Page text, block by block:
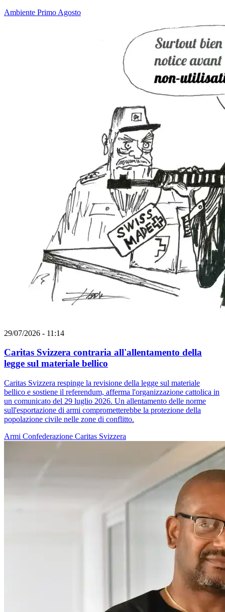
Ambiente Primo Agosto
29/07/2026 - 11:14
Caritas Svizzera contraria all'allentamento della
legge sul materiale bellico
Caritas Svizzera respinge la revisione della legge sul materiale
bellico e sostiene il referendum, afferma l'organizzazione cattolica in
un comunicato del 29 luglio 2026. Un allentamento delle norme
sull'esportazione di armi comprometterebbe la protezione della
popolazione civile nelle zone di conflitto.
Armi Confederazione Caritas Svizzera